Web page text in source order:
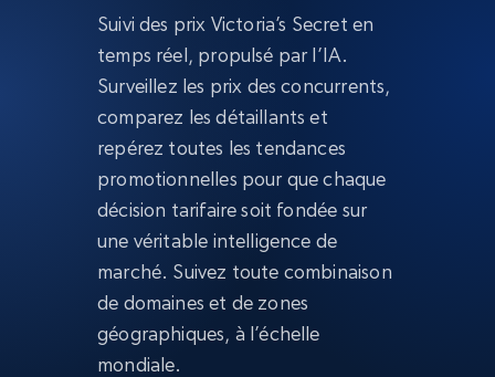
Suivi des prix Victoria’s Secret en
temps réel, propulsé par l’IA.
Surveillez les prix des concurrents,
comparez les détaillants et
repérez toutes les tendances
promotionnelles pour que chaque
décision tarifaire soit fondée sur
une véritable intelligence de
marché. Suivez toute combinaison
de domaines et de zones
géographiques, à l’échelle
mondiale.